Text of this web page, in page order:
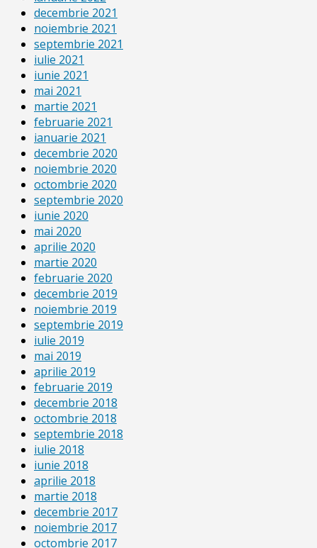
decembrie 2021
noiembrie 2021
septembrie 2021
iulie 2021
iunie 2021
mai 2021
martie 2021
februarie 2021
ianuarie 2021
decembrie 2020
noiembrie 2020
octombrie 2020
septembrie 2020
iunie 2020
mai 2020
aprilie 2020
martie 2020
februarie 2020
decembrie 2019
noiembrie 2019
septembrie 2019
iulie 2019
mai 2019
aprilie 2019
februarie 2019
decembrie 2018
octombrie 2018
septembrie 2018
iulie 2018
iunie 2018
aprilie 2018
martie 2018
decembrie 2017
noiembrie 2017
octombrie 2017